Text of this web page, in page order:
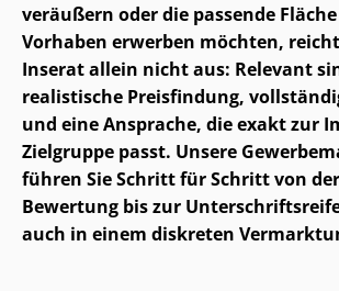
veräußern oder die passende
Vorhaben erwerben möchten,
Inserat allein nicht aus: Relevant
realistische Preisfindung,
und eine Ansprache, die exakt zur
Zielgruppe passt. Unsere
führen Sie Schritt für Schritt von
Bewertung bis zur
auch in einem diskreten